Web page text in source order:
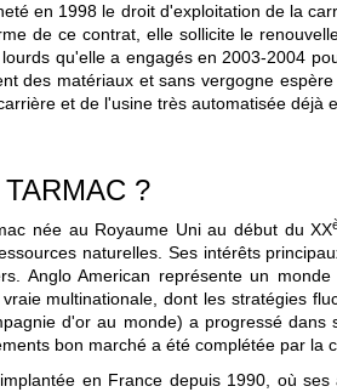
en 1998 le droit d'exploitation de la
de ce contrat, elle sollicite le
qu'elle a engagés en 2003-2004
des matériaux et sans vergogne
et de l'usine très automatisée déjà
?
née au Royaume Uni au début du XX
naturelles. Ses intérêts
Anglo American représente un
vraie multinationale, dont les stratégies
d'or au monde) a progressé
bon marché a été complétée par
en France depuis 1990, où